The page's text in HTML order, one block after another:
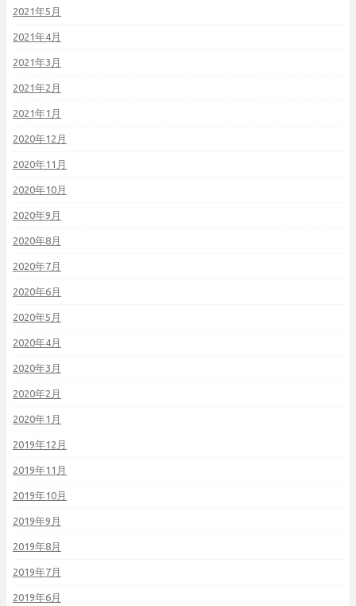
2021年5月
2021年4月
2021年3月
2021年2月
2021年1月
2020年12月
2020年11月
2020年10月
2020年9月
2020年8月
2020年7月
2020年6月
2020年5月
2020年4月
2020年3月
2020年2月
2020年1月
2019年12月
2019年11月
2019年10月
2019年9月
2019年8月
2019年7月
2019年6月